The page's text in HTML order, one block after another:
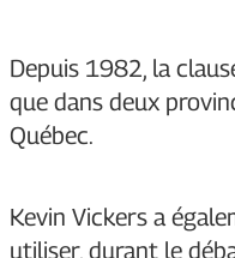
Depuis 1982, la
que dans deux
Québec.
Kevin Vickers a
utiliser, durant le